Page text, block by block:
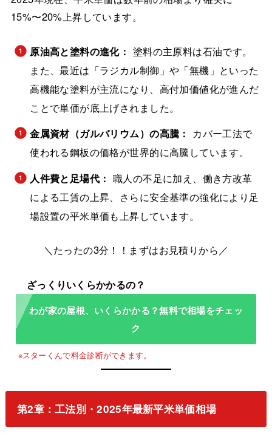
15%〜20%上昇しています。
原油高と塗料の進化： 塗料の主原料は石油です。
また、最近は「ラジカル制御」や「無機」といった
高機能な塗料が主流になり、高付加価値化が進んだ
ことで単価が底上げされました。
金属資材（ガルバリウム）の高騰： カバー工法で
使われる鋼板の価格が世界的に高騰しています。
人件費と足場代： 職人の不足に加え、働き方改革
による工賃の上昇、さらに安全基準の強化により足
場設置の平米単価も上昇しています。
＼たったの3分！！まずはお見積りから／
わが家の屋根、いくらかかる？無料で相場をチェッ
ク
第2章：工法別・2025年最新平米単価相場